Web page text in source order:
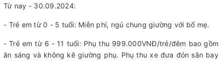
Từ nay - 30.09.2024:
- Trẻ em từ 0 - 5 tuổi: Miễn phí, ngủ chung giường với bố mẹ.
- Trẻ em từ 6 - 11 tuổi: Phụ thu 999.000VNĐ/trẻ/đêm bao gồm
ăn sáng và không kê giường phụ. Phụ thu xe đưa đón sân bay